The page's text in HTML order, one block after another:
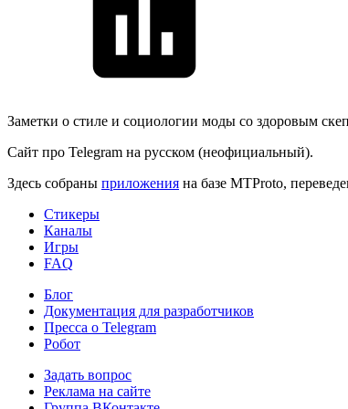
Заметки о стиле и социологии моды со здоровым
Сайт про Telegram на русском (неофициальный).
Здесь собраны приложения на базе MTProto,
Стикеры
Каналы
Игры
FAQ
Блог
Документация для разработчиков
Пресса о Telegram
Робот
Задать вопрос
Реклама на сайте